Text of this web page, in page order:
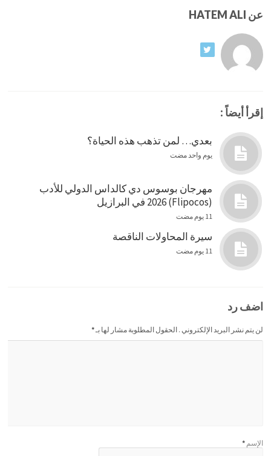
عن HATEM ALI
إقرأ أيضاً :
بعدي… لمن تذهب هذه الحياة؟
يوم واحد مضت
مهرجان بوسوس دي كالداس الدولي للأدب
(Flipocos) 2026 في البرازيل
11 يوم مضت
سيرة المحاولات الناقصة
11 يوم مضت
اضف رد
لن يتم نشر البريد الإلكتروني . الحقول المطلوبة مشار لها بـ*
الإسم *